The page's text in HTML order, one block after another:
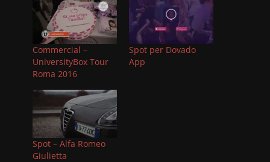
Commercial –
UniversityBox Tour
Roma 2016
Spot per Dovado
App
Spot – Alfa Romeo
Giulietta